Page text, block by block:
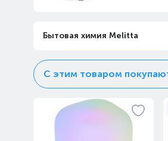
Бытовая химия Melitta
С этим товаром